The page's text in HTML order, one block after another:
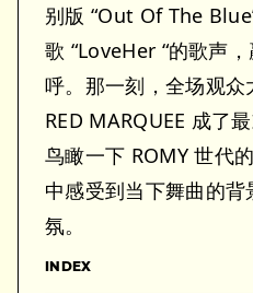
别版 “Out Of The
歌 “LoveHer “的歌声
呼。那一刻，全场观众
RED MARQUEE 成了
鸟瞰一下 ROMY 世代
中感受到当下舞曲的
氛。
INDEX